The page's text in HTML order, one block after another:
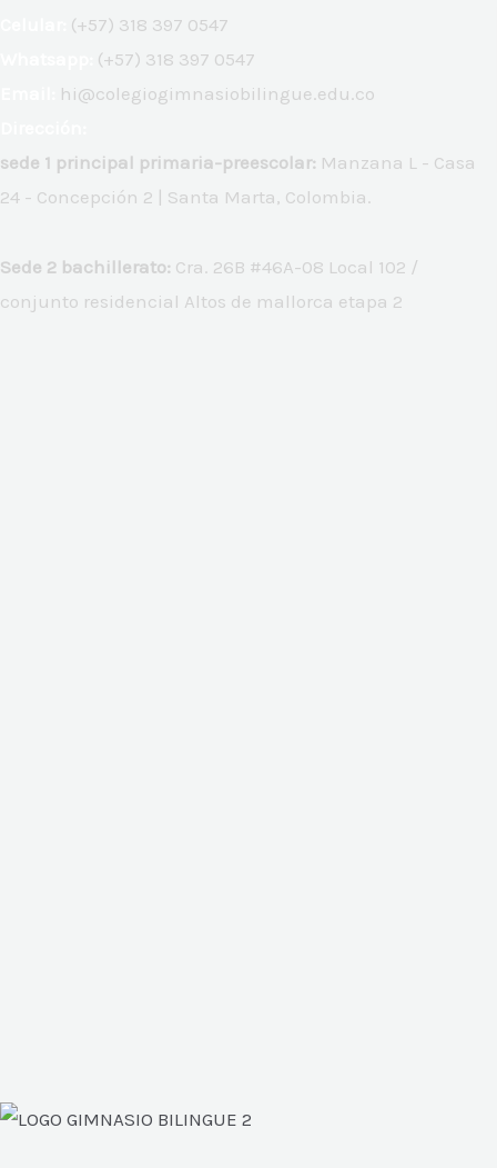
(+57) 318 397 0547
(+57) 318 397 0547
hi@colegiogimnasiobilingue.edu.co
sede 1 principal primaria-preescolar: Manzana L - Casa
24 - Concepción 2 | Santa Marta, Colombia.
Sede 2 bachillerato: Cra. 26B #46A-08 Local 102 /
conjunto residencial Altos de mallorca etapa 2